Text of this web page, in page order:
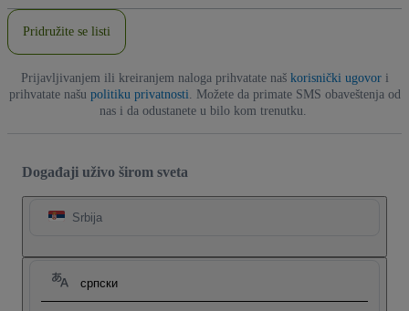
Pridružite se listi
Prijavljivanjem ili kreiranjem naloga prihvatate naš korisnički ugovori
prihvatate našu politiku privatnosti . Možete da primate SMS obaveštenja od
nas i da odustanete u bilo kom trenutku.
Događaji uživo širom sveta
Srbija
српски